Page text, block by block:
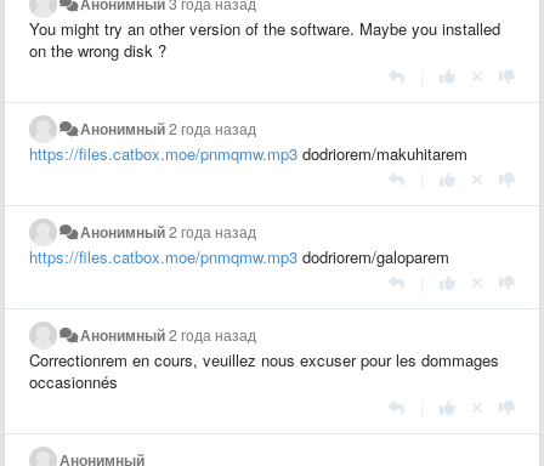
You might try an other version of the software. Maybe you installed
on the wrong disk ?
Анонимный2 года назад
https://files.catbox.moe/pnmqmw.mp3 dodriorem/makuhitarem
Анонимный2 года назад
https://files.catbox.moe/pnmqmw.mp3 dodriorem/galoparem
Анонимный2 года назад
Correctionrem en cours, veuillez nous excuser pour les dommages
occasionnés
Анонимный